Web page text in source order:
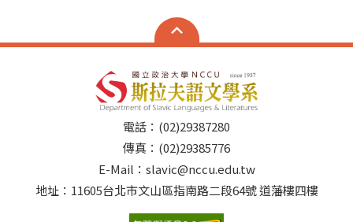
電話：(02)29387280
傳真：(02)29385776
E-Mail：slavic@nccu.edu.tw
地址：11605台北市文山區指南路二段64號 道藩樓四樓